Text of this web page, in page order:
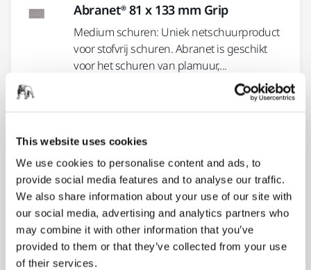
This website uses cookies
We use cookies to personalise content and ads, to
provide social media features and to analyse our traffic.
We also share information about your use of our site with
our social media, advertising and analytics partners who
may combine it with other information that you’ve
provided to them or that they’ve collected from your use
of their services.
Abranet® 81 x 133 mm Grip
Medium schuren: Uniek netschuurproduct
voor stofvrij schuren. Abranet is geschikt
voor het schuren van plamuur,...
Het multifunctionele en klassieke Abranet is
plamuur, primers, lakken,...
Abranet® 93 x 180 mm Grip
Het multifunctionele en klassieke Abranet is
speciaal ontwikkeld voor het schuren van